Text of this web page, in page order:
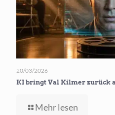
bringen
20/03/2026
KI bringt Val Kilmer zurück
Mehr lesen